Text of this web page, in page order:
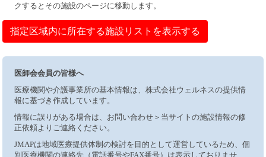
クするとその施設のページに移動します。
指定区域内に所在する施設リストを表示する
医師会会員の皆様へ
医療機関や介護事業所の基本情報は、株式会社ウェルネスの提供情
報に基づき作成しています。
情報に誤りがある場合は、お問い合わせ＞当サイトの施設情報の修
正依頼よりご連絡ください。
JMAPは地域医療提供体制の検討を目的として運営しているため、個
別医療機関の連絡先（電話番号やFAX番号）は表示しておりませ